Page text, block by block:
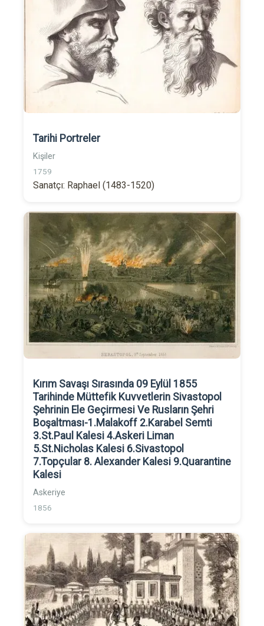
Tarihi Portreler
Kişiler
1759
Sanatçı: Raphael (1483-1520)
Kırım Savaşı Sırasında 09 Eylül 1855
Tarihinde Müttefik Kuvvetlerin Sivastopol
Şehrinin Ele Geçirmesi Ve Rusların Şehri
Boşaltması-1.Malakoff 2.Karabel Semti
3.St.Paul Kalesi 4.Askeri Liman
5.St.Nicholas Kalesi 6.Sivastopol
7.Topçular 8. Alexander Kalesi 9.Quarantine
Kalesi
Askeriye
1856